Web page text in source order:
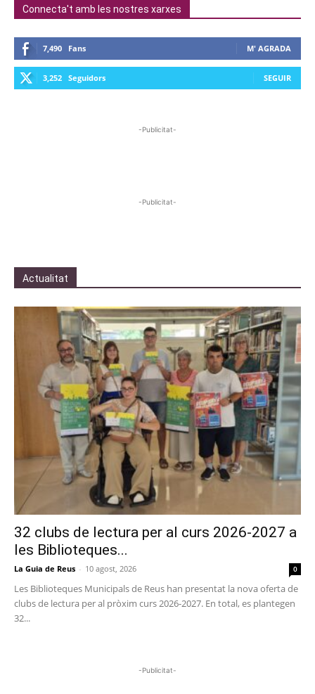
Connecta't amb les nostres xarxes
7,490 Fans M' AGRADA
3,252 Seguidors SEGUIR
-Publicitat-
-Publicitat-
Actualitat
32 clubs de lectura per al curs 2026-2027 a
les Biblioteques...
La Guia de Reus - 10 agost, 2026 0
Les Biblioteques Municipals de Reus han presentat la nova oferta de
clubs de lectura per al pròxim curs 2026-2027. En total, es plantegen
32...
-Publicitat-